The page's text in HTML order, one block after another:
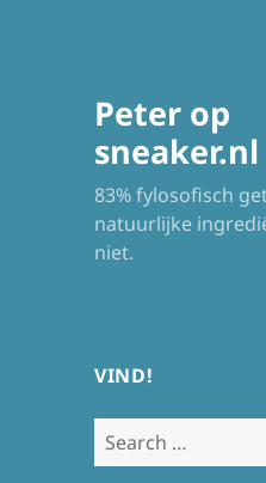
Peter op
sneaker.nl
83% fylosofisch
natuurlijke
niet.
VIND!
Search
for: